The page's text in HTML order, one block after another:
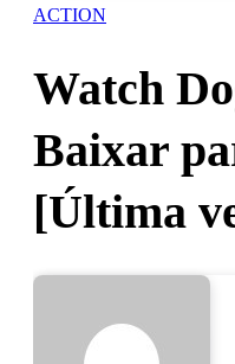
ACTION
Watch
Baixar
[Última